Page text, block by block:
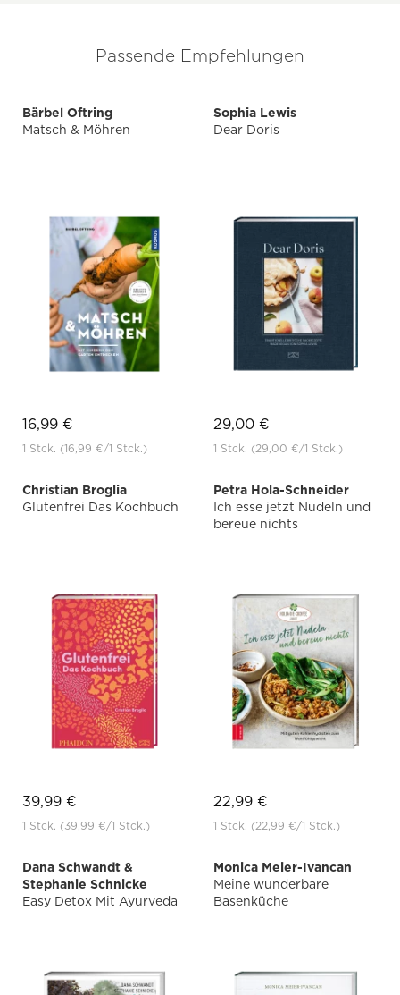
Passende Empfehlungen
Bärbel Oftring
Matsch & Möhren
16,99 €
1 Stck. (16,99 €/1 Stck.)
Sophia Lewis
Dear Doris
29,00 €
1 Stck. (29,00 €/1 Stck.)
Christian Broglia
Glutenfrei Das Kochbuch
39,99 €
1 Stck. (39,99 €/1 Stck.)
Petra Hola-Schneider
Ich esse jetzt Nudeln und
bereue nichts
22,99 €
1 Stck. (22,99 €/1 Stck.)
Dana Schwandt &
Stephanie Schnicke
Easy Detox Mit Ayurveda
Monica Meier-Ivancan
Meine wunderbare
Basenküche